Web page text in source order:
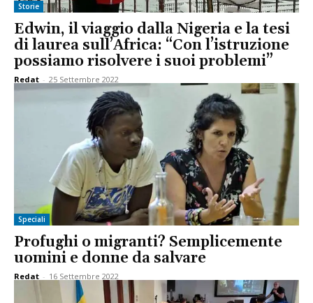
Storie
Edwin, il viaggio dalla Nigeria e la tesi
di laurea sull’Africa: “Con l’istruzione
possiamo risolvere i suoi problemi”
Redat - 25 Settembre 2022
Speciali
Profughi o migranti? Semplicemente
uomini e donne da salvare
Redat - 16 Settembre 2022